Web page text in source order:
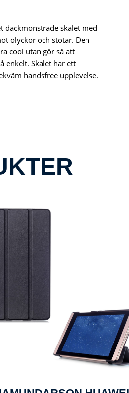
däckmönstrade skalet med
olyckor och stötar. Den
cool utan gör så att
enkelt. Skalet har ett
handsfree upplevelse.